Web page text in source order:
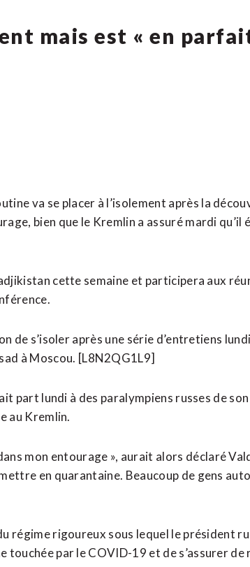
mais est « en
va se placer à l’isolement après la
bien que le Kremlin a assuré mardi qu’il
cette semaine et participera aux
de s’isoler après une série d’entretiens
à Moscou. [L8N2QG1L9]
part lundi à des paralympiens russes de son
au Kremlin.
mon entourage », aurait alors déclaré
en quarantaine. Beaucoup de gens
régime rigoureux sous lequel le président
touchée par le COVID-19 et de s’assurer de